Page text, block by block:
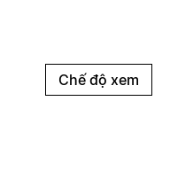
Chế độ xem